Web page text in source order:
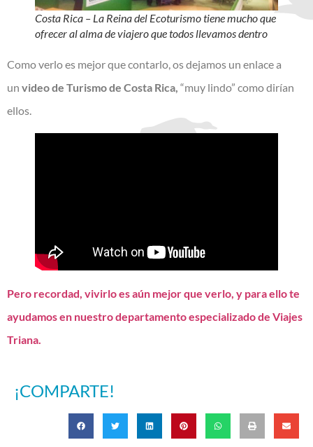
Costa Rica – La Reina del Ecoturismo tiene mucho que
ofrecer al alma de viajero que todos llevamos dentro
Como verlo es mejor que contarlo, os dejamos un enlace a
un video de Turismo de Costa Rica, “muy lindo” como dirían
ellos.
Pero recordad, vivirlo es aún mejor que verlo, y para ello te
ayudamos en nuestro departamento especializado de Viajes
Triana.
¡COMPARTE!